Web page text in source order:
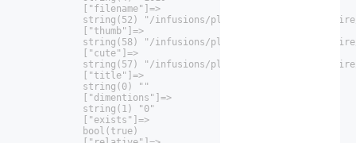
            ["filename"]=>
string(52) "/infusions/playbill/images/
            ["thumb"]=>
string(58) "/infusions/playbill/images/
            ["cute"]=>
string(57) "/infusions/playbill/images/
            ["title"]=>
            string(0) ""
            ["dimentions"]=>
            string(1) "0"
            ["exists"]=>
            bool(true)